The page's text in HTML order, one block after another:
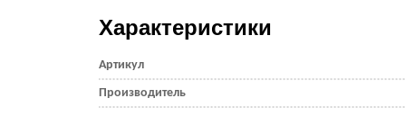
Характеристики
Артикул
Производитель